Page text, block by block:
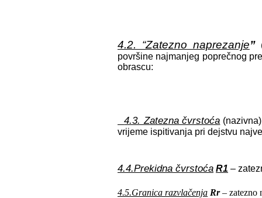
4.2. “Zatezno naprezanje”
površine najmanjeg poprečnog
obrascu:
4.3. Zatezna čvrstoća
vrijeme ispitivanja pri dejstvu
4.4.Prekidna čvrstoća R1 –
4.5.Granica razvlačenja Rr– zatezno